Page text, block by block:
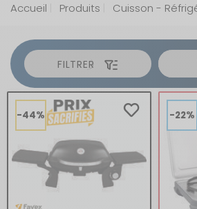
Accueil Produits Cuisson -
FILTRER
-44% -22%